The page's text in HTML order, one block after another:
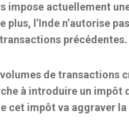
impose actuellement
l’Inde n’autorise
précédentes.
de transactions
à introduire un impôt
cet impôt va aggraver